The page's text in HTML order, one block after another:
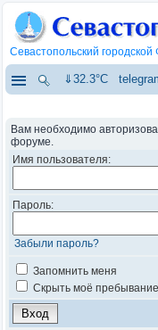
Севастопольский
⇓32.3°C
Вам необходимо
форуме.
Имя пользователя:
Пароль:
Забыли пароль?
Запомнить меня
Скрыть моё